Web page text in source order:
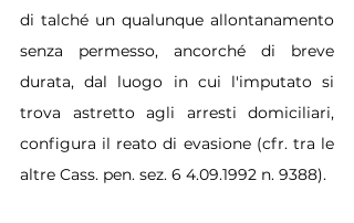
di talché un qualunque allontanamento
senza permesso, ancorché di breve
durata, dal luogo in cui l'imputato si
trova astretto agli arresti domiciliari,
configura il reato di evasione (cfr. tra le
altre Cass. pen. sez. 6 4.09.1992 n. 9388).